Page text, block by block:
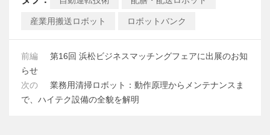
産業用搬送ロボット ロボットバンク
前編
第16回 浜松ビジネスマッチングフェアに出展のお知
らせ
次の
業務用清掃ロボット：動作原理からメンテナンスま
で、ハイテク設備の全貌を解明